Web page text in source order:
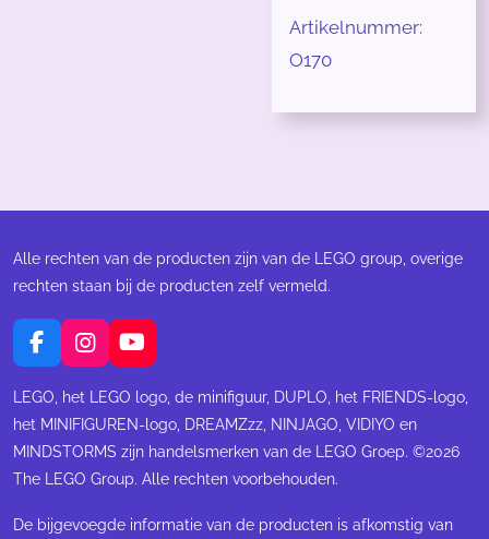
Artikelnummer:
O170
Alle rechten van de producten zijn van de LEGO group, overige
rechten staan bij de producten zelf vermeld.
F
a
c
e
o
o
I
n
s
t
g
r
m
Y
o
u
T
u
b
e
LEGO, het LEGO logo, de minifiguur, DUPLO, het FRIENDS-logo,
het MINIFIGUREN-logo, DREAMZzz, NINJAGO, VIDIYO en
MINDSTORMS zijn handelsmerken van de LEGO Groep. ©2026
The LEGO Group. Alle rechten voorbehouden.
De bijgevoegde informatie van de producten is afkomstig van